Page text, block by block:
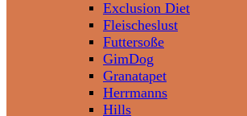
Exclusion Diet
Fleischeslust
Futtersoße
GimDog
Granatapet
Herrmanns
Hills